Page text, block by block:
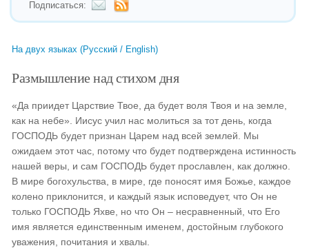
Подписаться:
На двух языках (Русский / English)
Размышление над стихом дня
«Да приидет Царствие Твое, да будет воля Твоя и на земле,
как на небе». Иисус учил нас молиться за тот день, когда
ГОСПОДЬ будет признан Царем над всей землей. Мы
ожидаем этот час, потому что будет подтверждена истинность
нашей веры, и сам ГОСПОДЬ будет прославлен, как должно.
В мире богохульства, в мире, где поносят имя Божье, каждое
колено приклонится, и каждый язык исповедует, что Он не
только ГОСПОДЬ Яхве, но что Он – несравненный, что Его
имя является единственным именем, достойным глубокого
уважения, почитания и хвалы.